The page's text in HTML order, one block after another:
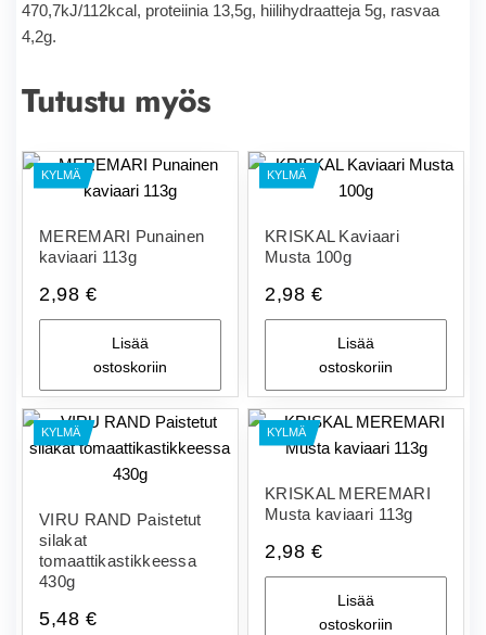
470,7kJ/112kcal, proteiinia 13,5g, hiilihydraatteja 5g, rasvaa
4,2g.
Tutustu myös
KYLMÄ
MEREMARI Punainen
kaviaari 113g
2,98 €
Lisää
ostoskoriin
KYLMÄ
KRISKAL Kaviaari
Musta 100g
2,98 €
Lisää
ostoskoriin
KYLMÄ
VIRU RAND Paistetut
silakat
tomaattikastikkeessa
430g
5,48 €
KYLMÄ
KRISKAL MEREMARI
Musta kaviaari 113g
2,98 €
Lisää
ostoskoriin